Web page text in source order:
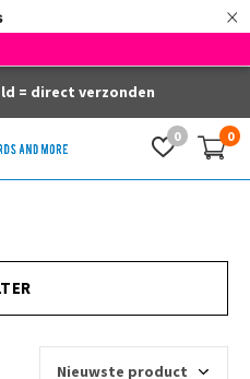
×
0 0
= direct verzonden